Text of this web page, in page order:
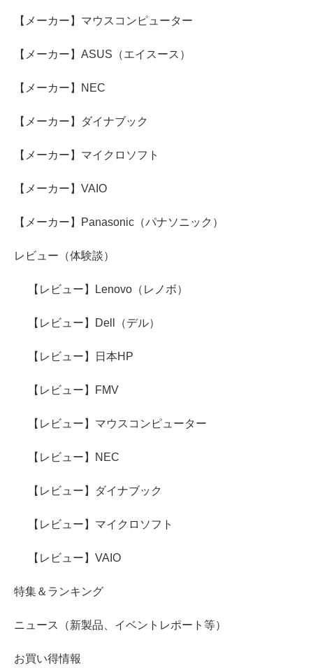
【メーカー】マウスコンピューター
【メーカー】ASUS（エイスース）
【メーカー】NEC
【メーカー】ダイナブック
【メーカー】マイクロソフト
【メーカー】VAIO
【メーカー】Panasonic（パナソニック）
レビュー（体験談）
【レビュー】Lenovo（レノボ）
【レビュー】Dell（デル）
【レビュー】日本HP
【レビュー】FMV
【レビュー】マウスコンピューター
【レビュー】NEC
【レビュー】ダイナブック
【レビュー】マイクロソフト
【レビュー】VAIO
特集＆ランキング
ニュース（新製品、イベントレポート等）
お買い得情報